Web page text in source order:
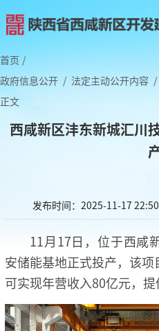
首页 /
政府信息公开 / 法定主动公开内容 /
正文
西咸新区沣东新城汇川
发布时间：2025-11-17 22:50
11月17日，位于西咸
安储能基地正式投产，该
可实现年营收入80亿元，提